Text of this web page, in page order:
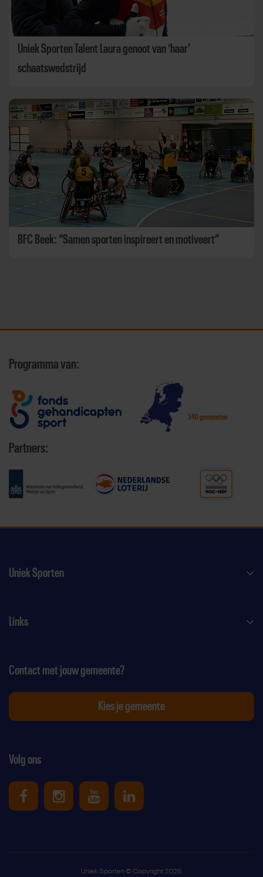
Uniek Sporten Talent Laura genoot van ‘haar’
schaatswedstrijd
BFC Beek: “Samen sporten inspireert en motiveert”
Programma van:
340 gemeenten
Partners:
Uniek Sporten
Links
Volg ons
Uniek Sporten op Facebook
Uniek Sporten op Instagram
Uniek Sporten op Youtube
Uniek Sporten op
Contact met jouw gemeente?
Kies je gemeente
Uniek Sporten © Copyright 2026